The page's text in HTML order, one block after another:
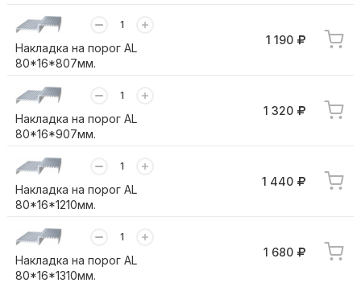
Накладка на порог AL
80*16*807мм.
1 190
Накладка на порог AL
80*16*907мм.
1 320
Накладка на порог AL
80*16*1210мм.
1 440
Накладка на порог AL
80*16*1310мм.
1 680